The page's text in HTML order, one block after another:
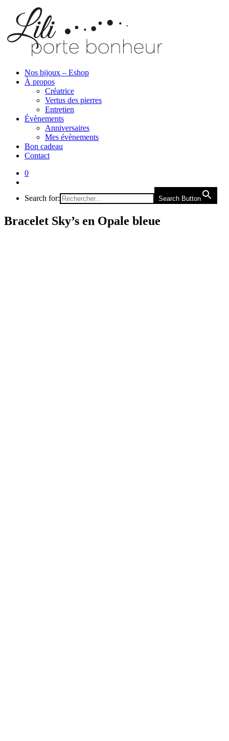
Nos bijoux – Eshop
À propos
Créatrice
Vertus des pierres
Entretien
Évènements
Anniversaires
Mes évènements
Bon cadeau
Contact
0
Search for: Search Button
Bracelet Sky’s en Opale bleue